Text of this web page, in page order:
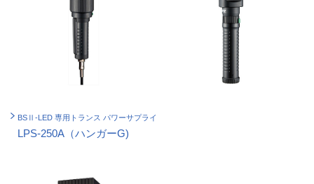
BSⅡ-LED 専用トランス パワーサプライ
LPS-250A（ハンガーG)